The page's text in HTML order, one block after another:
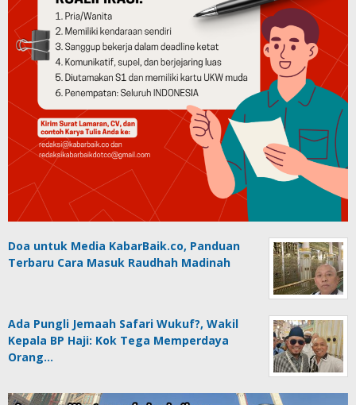
Doa untuk Media KabarBaik.co, Panduan
Terbaru Cara Masuk Raudhah Madinah
Ada Pungli Jemaah Safari Wukuf?, Wakil
Kepala BP Haji: Kok Tega Memperdaya
Orang…